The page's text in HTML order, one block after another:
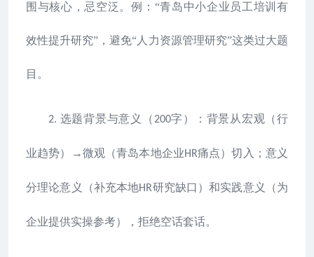
围与核心，忌空泛。例：“青岛中小企业员工培训有
效性提升研究”，避免“人力资源管理研究”这类过大题
目。
2. 选题背景与意义（200字）：背景从宏观（行
业趋势）→微观（青岛本地企业HR痛点）切入；意义
分理论意义（补充本地HR研究缺口）和实践意义（为
企业提供实操参考），拒绝空话套话。